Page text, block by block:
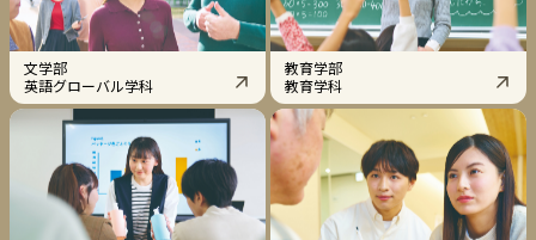
文学部
英語グローバル学科
教育学部
教育学科